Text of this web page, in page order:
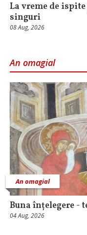
La vreme de
singuri
08 Aug, 2026
An omagial
An omagial
Buna înțelegere -
04 Aug, 2026